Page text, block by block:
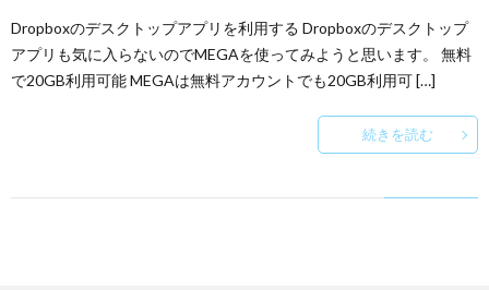
Dropboxのデスクトップアプリを利用する Dropboxのデスクトップ
アプリも気に入らないのでMEGAを使ってみようと思います。 無料
で20GB利用可能 MEGAは無料アカウントでも20GB利用可 […]
続きを読む